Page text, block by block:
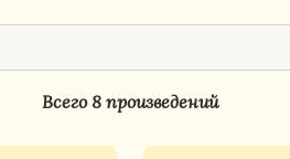
Всего 8 произведений